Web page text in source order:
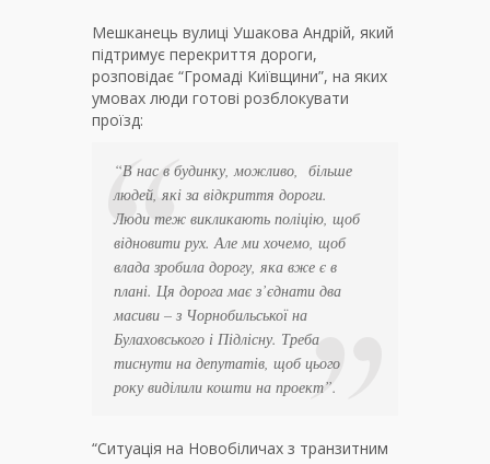
Мешканець вулиці Ушакова Андрій, який
підтримує перекриття дороги,
розповідає “Громаді Київщини”, на яких
умовах люди готові розблокувати
проїзд:
“В нас в будинку, можливо, більше
людей, які за відкриття дороги.
Люди теж викликають поліцію, щоб
відновити рух. Але ми хочемо, щоб
влада зробила дорогу, яка вже є в
плані. Ця дорога має з’єднати два
масиви – з Чорнобильської на
Булаховського і Підлісну. Треба
тиснути на депутатів, щоб цього
року виділили кошти на проект”.
“Ситуація на Новобіличах з транзитним